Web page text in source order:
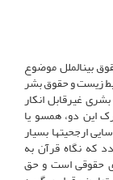
بین­الملل موضوع
زیست و حقوق بشر
غیرقابل انکار
این دو، همسو یا
ارجحیت­ها بسیار
که نگاه قرآن به
حقوقی است و حق